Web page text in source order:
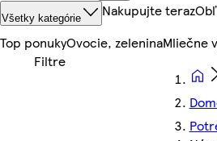
Všetky kategórie Nakupujte teraz
Top ponukyOvocie, zeleninaMliečne